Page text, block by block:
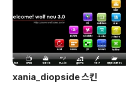
xania_diopside 스킨